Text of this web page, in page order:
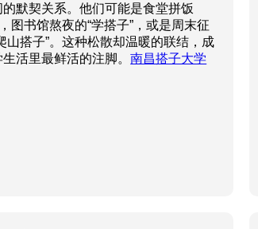
默契关系。他们可能是食堂拼饭
图书馆熬夜的“学搭子”，或是周末征
山搭子”。这种松散却温暖的联结，成
生活里最鲜活的注脚。南昌搭子大学